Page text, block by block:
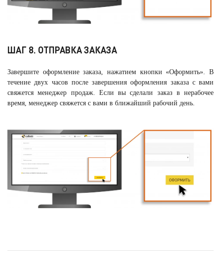
ШАГ 8. ОТПРАВКА ЗАКАЗА
Завершите оформление заказа, нажатием кнопки «Оформить». В
течение двух часов после завершения оформления заказа с вами
свяжется менеджер продаж. Если вы сделали заказ в нерабочее
время, менеджер свяжется с вами в ближайший рабочий день.